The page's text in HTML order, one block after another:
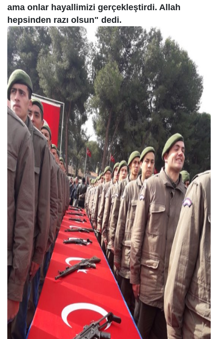
ama onlar hayallimizi gerçekleştirdi. Allah
hepsinden razı olsun" dedi.